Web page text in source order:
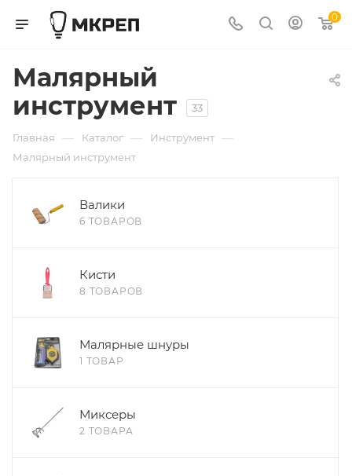
0
Малярный
инструмент
33
Главная — Каталог — Инструмент —
Малярный инструмент
Валики
6 ТОВАРОВ
Кисти
8 ТОВАРОВ
Малярные шнуры
1 ТОВАР
Миксеры
2 ТОВАРА